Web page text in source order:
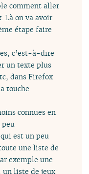
comment aller
Là on va avoir
étape faire
c’est-à-dire
un texte plus
dans Firefox
touche
connues en
peu
est un peu
une liste de
exemple une
un liste de jeux